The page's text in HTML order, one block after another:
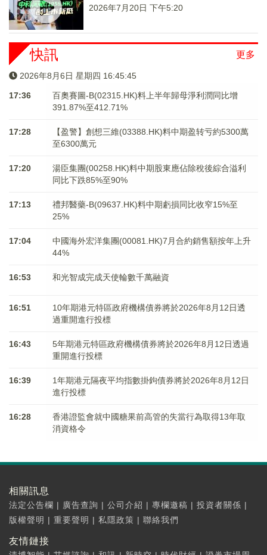
2026年7月20日 下午5:20
更多
快訊
2026年8月6日 星期四 16:45:45
17:36
百奧賽圖-B(02315.HK)料上半年歸母淨利潤同比增
391.87%至412.71%
17:28
【盈警】創想三維(03388.HK)料中期盈转亏約5300萬
至6300萬元
17:20
湯臣集團(00258.HK)料中期股東應佔除稅後綜合溢利
同比下跌85%至90%
17:13
禮邦醫藥-B(09637.HK)料中期虧損同比收窄15%至
25%
17:04
中國海外宏洋集團(00081.HK)7月合約銷售額按年上升
44%
16:53 和光智成完成天使輪數千萬融資
16:51
10年期港元特區政府機構債券將於2026年8月12日透
過重開進行投標
16:43
5年期港元特區政府機構債券將於2026年8月12日透過
重開進行投標
16:39
1年期港元隔夜平均指數掛鉤債券將於2026年8月12日
進行投標
16:28
香港證監會就中國糖果前高管的失當行為取得13年取
消資格令
相關訊息
法定公告欄 | 廣告查詢 | 公司介紹 | 專欄邀稿 | 投資者關係 |
版權聲明 | 重要聲明 | 私隱政策 | 聯絡我們
友情鏈接